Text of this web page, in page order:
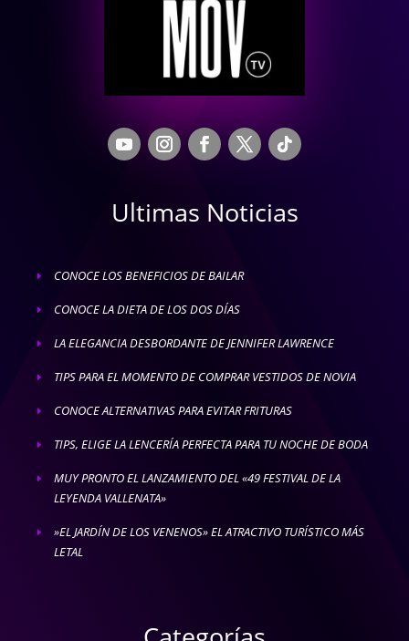
Ultimas Noticias
E CONOCE LOS BENEFICIOS DE BAILAR
E CONOCE LA DIETA DE LOS DOS DÍAS
E LA ELEGANCIA DESBORDANTE DE JENNIFER LAWRENCE
E TIPS PARA EL MOMENTO DE COMPRAR VESTIDOS DE NOVIA
E CONOCE ALTERNATIVAS PARA EVITAR FRITURAS
E TIPS, ELIGE LA LENCERÍA PERFECTA PARA TU NOCHE DE BODA
E
MUY PRONTO EL LANZAMIENTO DEL «49 FESTIVAL DE LA
LEYENDA VALLENATA»
E
»EL JARDÍN DE LOS VENENOS» EL ATRACTIVO TURÍSTICO MÁS
LETAL